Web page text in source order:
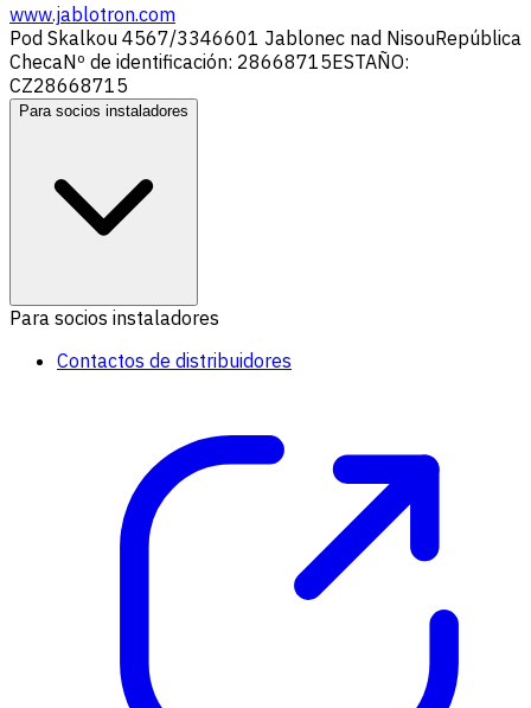
www.jablotron.com
Pod Skalkou 4567/3346601 Jablonec nad NisouRepública
ChecaNº de identificación: 28668715ESTAÑO:
CZ28668715
Para socios instaladores
Para socios instaladores
Contactos de distribuidores